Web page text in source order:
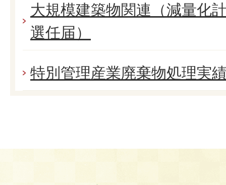
大規模建築物関連（減量化
選任届）
特別管理産業廃棄物処理実